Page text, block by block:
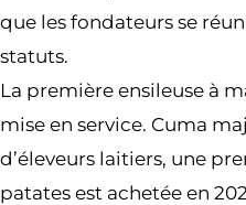
que les fondateurs se
statuts.
La première ensileuse à
mise en service. Cuma
d’éleveurs laitiers, une
patates est achetée en